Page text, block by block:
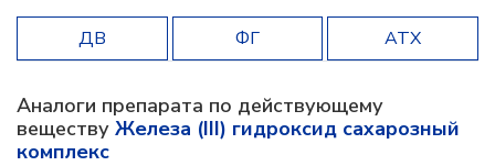
ДВ ФГ АТХ
Аналоги препарата по действующему
веществу Железа (III) гидроксид сахарозный
комплекс